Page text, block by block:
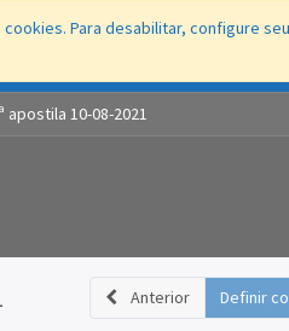
Para desabilitar, configure
apostila 10-08-2021
Anterior Definir